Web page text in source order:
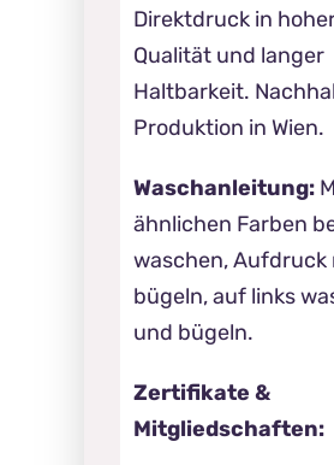
Direktdruck in
Qualität und langer
Haltbarkeit.
Produktion in Wien.
Waschanleitung:
ähnlichen Farben
waschen, Aufdruck
bügeln, auf links
und bügeln.
Zertifikate &
Mitgliedschaften: